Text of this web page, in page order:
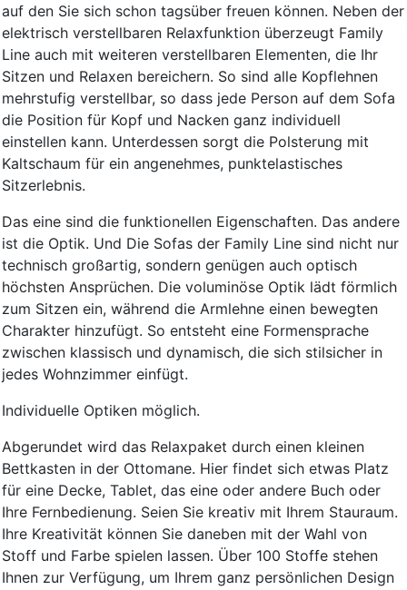
auf den Sie sich schon tagsüber freuen können. Neben der
elektrisch verstellbaren Relaxfunktion überzeugt Family
Line auch mit weiteren verstellbaren Elementen, die Ihr
Sitzen und Relaxen bereichern. So sind alle Kopflehnen
mehrstufig verstellbar, so dass jede Person auf dem Sofa
die Position für Kopf und Nacken ganz individuell
einstellen kann. Unterdessen sorgt die Polsterung mit
Kaltschaum für ein angenehmes, punktelastisches
Sitzerlebnis.
Das eine sind die funktionellen Eigenschaften. Das andere
ist die Optik. Und Die Sofas der Family Line sind nicht nur
technisch großartig, sondern genügen auch optisch
höchsten Ansprüchen. Die voluminöse Optik lädt förmlich
zum Sitzen ein, während die Armlehne einen bewegten
Charakter hinzufügt. So entsteht eine Formensprache
zwischen klassisch und dynamisch, die sich stilsicher in
jedes Wohnzimmer einfügt.
Individuelle Optiken möglich.
Abgerundet wird das Relaxpaket durch einen kleinen
Bettkasten in der Ottomane. Hier findet sich etwas Platz
für eine Decke, Tablet, das eine oder andere Buch oder
Ihre Fernbedienung. Seien Sie kreativ mit Ihrem Stauraum.
Ihre Kreativität können Sie daneben mit der Wahl von
Stoff und Farbe spielen lassen. Über 100 Stoffe stehen
Ihnen zur Verfügung, um Ihrem ganz persönlichen Design